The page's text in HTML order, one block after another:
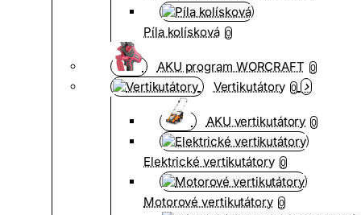
Píla kolísková 0
AKU program WORCRAFT 0
Vertikutátory 0
AKU vertikutátory 0
Elektrické vertikutátory 0
Motorové vertikutátory 0